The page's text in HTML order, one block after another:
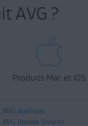
AVG ?
Produits Mac et iOS
AVG AntiVirus
AVG Internet Security